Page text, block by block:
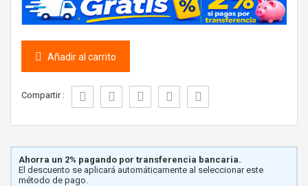
Añadir al carrito
Compartir :
Ahorra un 2% pagando por transferencia bancaria.
El descuento se aplicará automáticamente al seleccionar este
método de pago.